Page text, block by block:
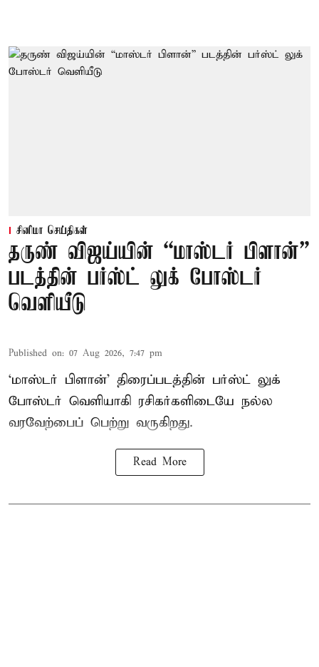
சினிமா செய்திகள்
தருண் விஜய்யின் “மாஸ்டர் பிளான்”
படத்தின் பர்ஸ்ட் லுக் போஸ்டர்
வெளியீடு
Published on: 07 Aug 2026, 7:47 pm
‘மாஸ்டர் பிளான்’ திரைப்படத்தின் பர்ஸ்ட் லுக்
போஸ்டர் வெளியாகி ரசிகர்களிடையே நல்ல
வரவேற்பைப் பெற்று வருகிறது.
Read More